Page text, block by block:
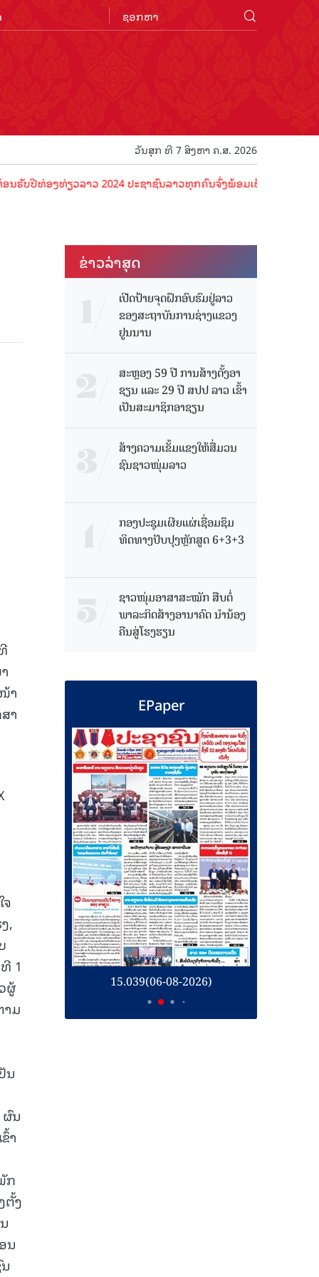
ວັນສຸກ ທີ 7 ສິງຫາ ຄ.ສ. 2026
ທ່ອງທ່ຽວລາວ 2024 ປະຊາຊົນລາວທຸກຄົນຈົ່ງພ້ອມເປັນເຈົ້າພາບທີ່ດີ ຕ້ອ
າ
າ
,
1
ຜູ້
ມ
ນ
ນ
າ
ກ
ຕັ້ງ
ນ
ຂ່າວ​ລ່າ​ສຸດ
ເປີດປ້າຍຈຸດຝຶກອົບຮົມຢູ່ລາວ
ຂອງສະຖາບັນການຊ່າງແຂວງ
ຢູນນານ
ສະຫຼອງ 59 ປີ ການສ້າງຕັ້ງອາ
ຊຽນ ແລະ 29 ປີ ສປປ ລາວ ເຂົ້າ
ເປັນສະມາຊິກອາຊຽນ
ສ້າງຄວາມເຂັ້ມແຂງໃຫ້ສື່ມວນ
ຊົນຊາວໜຸ່ມລາວ
ກອງປະຊຸມເຜີຍແຜ່ເຊື່ອມຊຶມ
ທິດທາງປັບປຸງຫຼັກສູດ 6+3+3
ຊາວໜຸ່ມອາສາສະໝັກ ສືບຕໍ່
ພາລະກິດສ້າງອານາຄົດ ນໍານ້ອງ
ຄືນສູ່ໂຮງຮຽນ
EPaper
15.039(06-08-2026)